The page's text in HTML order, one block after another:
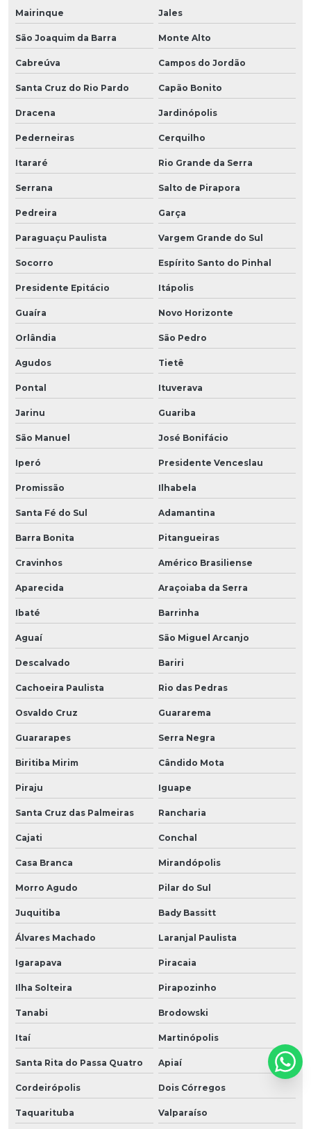
Mairinque Jales
São Joaquim da Barra Monte Alto
Cabreúva Campos do Jordão
Santa Cruz do Rio Pardo Capão Bonito
Dracena Jardinópolis
Pederneiras Cerquilho
Itararé Rio Grande da Serra
Serrana Salto de Pirapora
Pedreira Garça
Paraguaçu Paulista Vargem Grande do Sul
Socorro Espírito Santo do Pinhal
Presidente Epitácio Itápolis
Guaíra Novo Horizonte
Orlândia São Pedro
Agudos Tietê
Pontal Ituverava
Jarinu Guariba
São Manuel José Bonifácio
Iperó Presidente Venceslau
Promissão Ilhabela
Santa Fé do Sul Adamantina
Barra Bonita Pitangueiras
Cravinhos Américo Brasiliense
Aparecida Araçoiaba da Serra
Ibaté Barrinha
Aguaí São Miguel Arcanjo
Descalvado Bariri
Cachoeira Paulista Rio das Pedras
Osvaldo Cruz Guararema
Guararapes Serra Negra
Biritiba Mirim Cândido Mota
Piraju Iguape
Santa Cruz das Palmeiras Rancharia
Cajati Conchal
Casa Branca Mirandópolis
Morro Agudo Pilar do Sul
Juquitiba Bady Bassitt
Álvares Machado Laranjal Paulista
Igarapava Piracaia
Ilha Solteira Pirapozinho
Tanabi Brodowski
Itaí Martinópolis
Santa Rita do Passa Quatro Apiaí
Cordeirópolis Dois Córregos
Taquarituba Valparaíso